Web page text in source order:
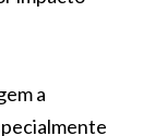
a